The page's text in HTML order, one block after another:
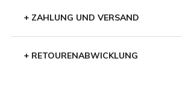
+ ZAHLUNG UND VERSAND
+ RETOURENABWICKLUNG